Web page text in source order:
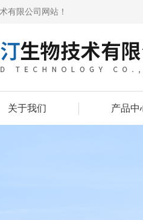
有限公司网站！
关于我们 产品中